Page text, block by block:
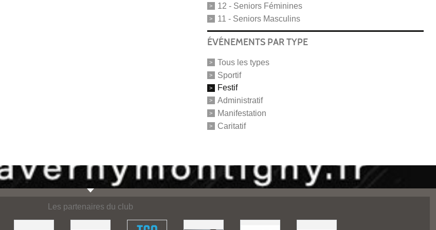
12 - Seniors Féminines
11 - Seniors Masculins
ÉVÉNEMENTS PAR TYPE
Tous les types
Sportif
Festif
Administratif
Manifestation
Caritatif
Les partenaires du club